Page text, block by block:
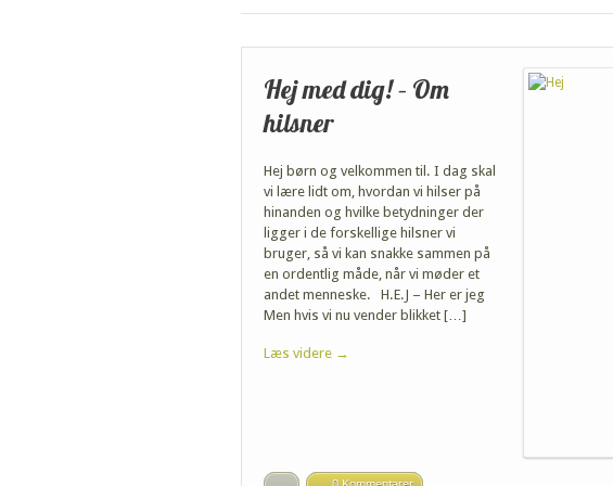
Hej med dig! – Om
hilsner
Hej børn og velkommen til. I dag skal
vi lære lidt om, hvordan vi hilser på
hinanden og hvilke betydninger der
ligger i de forskellige hilsner vi
bruger, så vi kan snakke sammen på
en ordentlig måde, når vi møder et
andet menneske. H.E.J – Her er jeg
Men hvis vi nu vender blikket […]
Læs videre →